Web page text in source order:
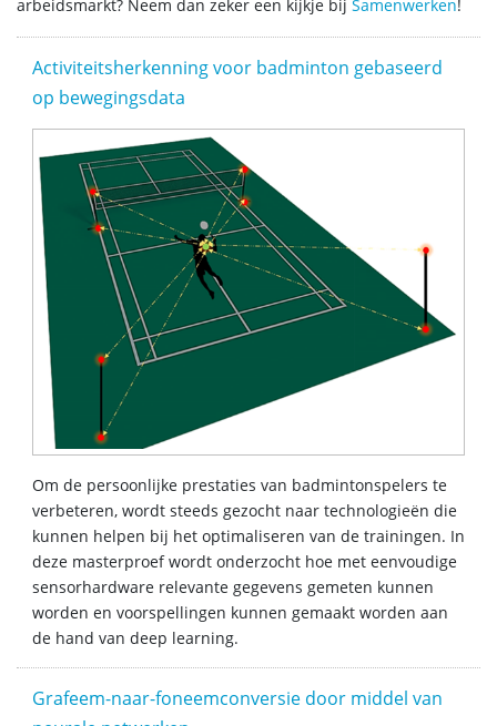
arbeidsmarkt? Neem dan zeker een kijkje bij Samenwerken!
Activiteitsherkenning voor badminton gebaseerd
op bewegingsdata
Om de persoonlijke prestaties van badmintonspelers te
verbeteren, wordt steeds gezocht naar technologieën die
kunnen helpen bij het optimaliseren van de trainingen. In
deze masterproef wordt onderzocht hoe met eenvoudige
sensorhardware relevante gegevens gemeten kunnen
worden en voorspellingen kunnen gemaakt worden aan
de hand van deep learning.
Grafeem-naar-foneemconversie door middel van